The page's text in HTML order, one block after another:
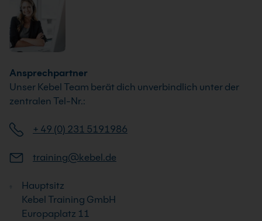
Ansprechpartner
Unser Kebel Team berät dich unverbindlich unter der
zentralen Tel-Nr.:
+ 49 (0) 231 5191986
training@kebel.de
Hauptsitz
Kebel Training GmbH
Europaplatz 11